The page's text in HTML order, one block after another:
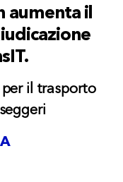
aumenta il
il trasporto